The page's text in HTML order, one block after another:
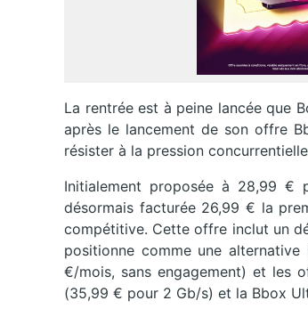
La rentrée est à peine lancée que
après le lancement de son offre
résister à la pression
Initialement proposée à 28,99 €
désormais facturée 26,99 € la
compétitive. Cette offre inclut un
positionne comme une
€/mois, sans engagement) et les
(35,99 € pour 2 Gb/s) et la Bbox